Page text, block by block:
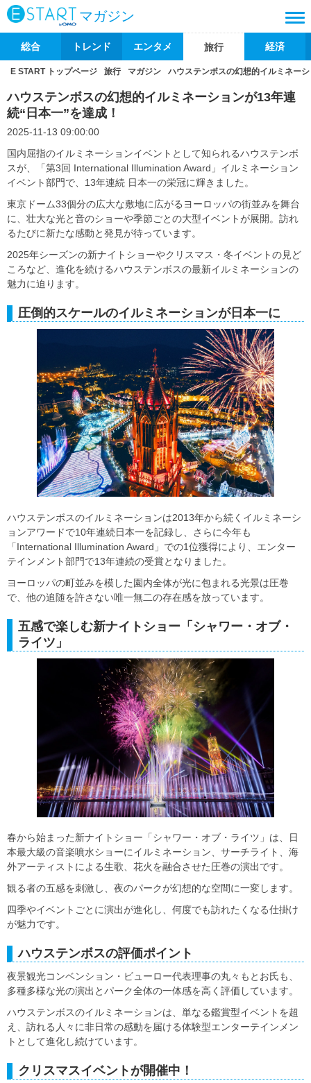
マガジン
総合 トレンド エンタメ 旅行 経済
E START トップページ 旅行 マガジン ハウステンボスの幻想的イルミネー
ハウステンボスの幻想的イルミネーションが13年連
続“日本一”を達成！
2025-11-13 09:00:00
国内屈指のイルミネーションイベントとして知られるハウステンボ
スが、「第3回 International Illumination Award」イルミネーション
イベント部門で、13年連続 日本一の栄冠に輝きました。
東京ドーム33個分の広大な敷地に広がるヨーロッパの街並みを舞台
に、壮大な光と音のショーや季節ごとの大型イベントが展開。訪れ
るたびに新たな感動と発見が待っています。
2025年シーズンの新ナイトショーやクリスマス・冬イベントの見ど
ころなど、進化を続けるハウステンボスの最新イルミネーションの
魅力に迫ります。
圧倒的スケールのイルミネーションが日本一に
ハウステンボスのイルミネーションは2013年から続くイルミネーシ
ョンアワードで10年連続日本一を記録し、さらに今年も
「International Illumination Award」での1位獲得により、エンター
テインメント部門で13年連続の受賞となりました。
ヨーロッパの町並みを模した園内全体が光に包まれる光景は圧巻
で、他の追随を許さない唯一無二の存在感を放っています。
五感で楽しむ新ナイトショー「シャワー・オブ・
ライツ」
春から始まった新ナイトショー「シャワー・オブ・ライツ」は、日
本最大級の音楽噴水ショーにイルミネーション、サーチライト、海
外アーティストによる生歌、花火を融合させた圧巻の演出です。
観る者の五感を刺激し、夜のパークが幻想的な空間に一変します。
四季やイベントごとに演出が進化し、何度でも訪れたくなる仕掛け
が魅力です。
ハウステンボスの評価ポイント
夜景観光コンベンション・ビューロー代表理事の丸々もとお氏も、
多種多様な光の演出とパーク全体の一体感を高く評価しています。
ハウステンボスのイルミネーションは、単なる鑑賞型イベントを超
え、訪れる人々に非日常の感動を届ける体験型エンターテインメン
トとして進化し続けています。
クリスマスイベントが開催中！